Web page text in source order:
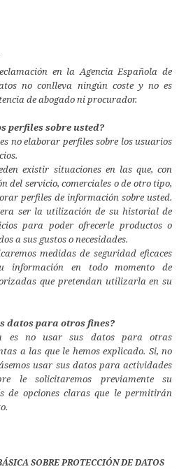
en la Agencia Española de
no conlleva ningún coste y no es
de abogado ni procurador.
perfiles sobre usted?
no elaborar perfiles sobre los usuarios
existir situaciones en las que, con
del servicio, comerciales o de otro tipo,
perfiles de información sobre usted.
ser la utilización de su historial de
para poder ofrecerle productos o
a sus gustos o necesidades.
medidas de seguridad eficaces
información en todo momento de
que pretendan utilizarla en su
datos para otros fines?
es no usar sus datos para otras
a las que le hemos explicado. Si, no
usar sus datos para actividades
le solicitaremos previamente su
de opciones claras que le permitirán
SOBRE PROTECCIÓN DE DATOS